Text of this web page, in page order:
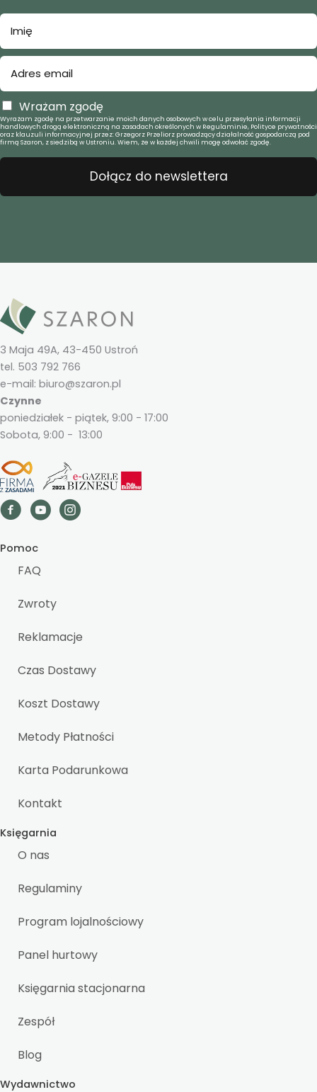
Wrażam zgodę
Wyrażam zgodę na przetwarzanie moich danych osobowych w celu przesyłania informacji
handlowych drogą elektroniczną na zasadach określonych w Regulaminie, Polityce prywatności
oraz klauzuli informacyjnej przez: Grzegorz Przeliorz prowadzący działalność gospodarczą pod
firmą Szaron, z siedzibą w Ustroniu. Wiem, że w każdej chwili mogę odwołać zgodę.
Dołącz do newslettera
3 Maja 49A, 43-450 Ustroń
tel. 503 792 766
e-mail: biuro@szaron.pl
Czynne
poniedziałek - piątek, 9:00 - 17:00
Sobota, 9:00 - 13:00
Pomoc
FAQ
Zwroty
Reklamacje
Czas Dostawy
Koszt Dostawy
Metody Płatności
Karta Podarunkowa
Kontakt
Księgarnia
O nas
Regulaminy
Program lojalnościowy
Panel hurtowy
Księgarnia stacjonarna
Zespół
Blog
Wydawnictwo